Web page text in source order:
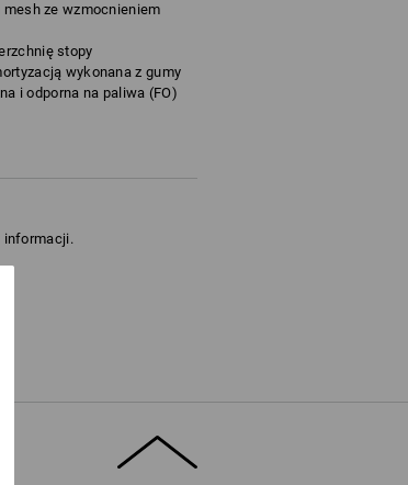
ze wzmocnieniem
stopy
wykonana z gumy
i odporna na paliwa (FO)
informacji.